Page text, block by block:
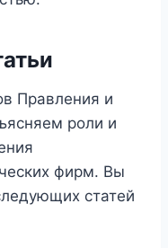
Правления и
роли и
фирм. Вы
статей